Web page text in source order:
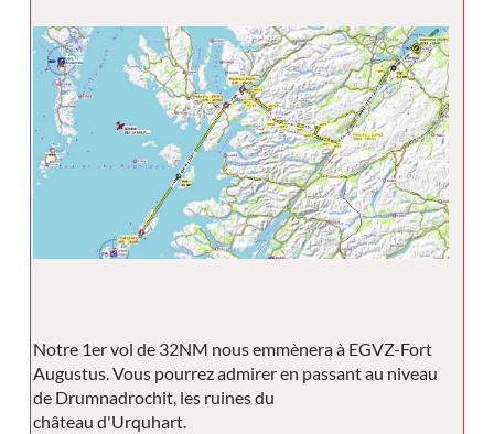
Notre 1er vol de 32NM nous emmènera à EGVZ-Fort
Augustus. Vous pourrez admirer en passant au niveau
de Drumnadrochit, les ruines du
château d'Urquhart.